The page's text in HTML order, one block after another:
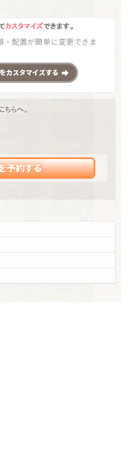
・配置が簡単に変更できま
をカスタマイズする
予約する